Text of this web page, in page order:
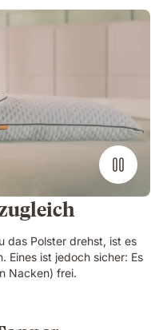
das Polster drehst, ist es
Eines ist jedoch sicher: Es
Nacken) frei.